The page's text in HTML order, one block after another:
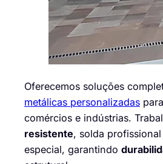
Oferecemos soluções
metálicas personalizadas
comércios e indústrias.
resistente, solda
especial, garantindo